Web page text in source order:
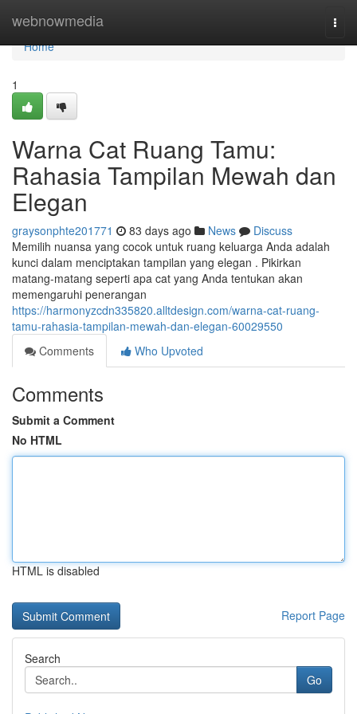
webnowmedia
Home
Home
1
Warna Cat Ruang Tamu:
Rahasia Tampilan Mewah dan
Elegan
graysonphte201771 83 days ago News
Discuss
Memilih nuansa yang cocok untuk ruang keluarga Anda adalah
kunci dalam menciptakan tampilan yang elegan . Pikirkan
matang-matang seperti apa cat yang Anda tentukan akan
memengaruhi penerangan
https://harmonyzcdn335820.alltdesign.com/warna-cat-ruang-
tamu-rahasia-tampilan-mewah-dan-elegan-60029550
Comments
Who Upvoted
Comments
Submit a Comment
No HTML
HTML is disabled
Report Page
Search
Go